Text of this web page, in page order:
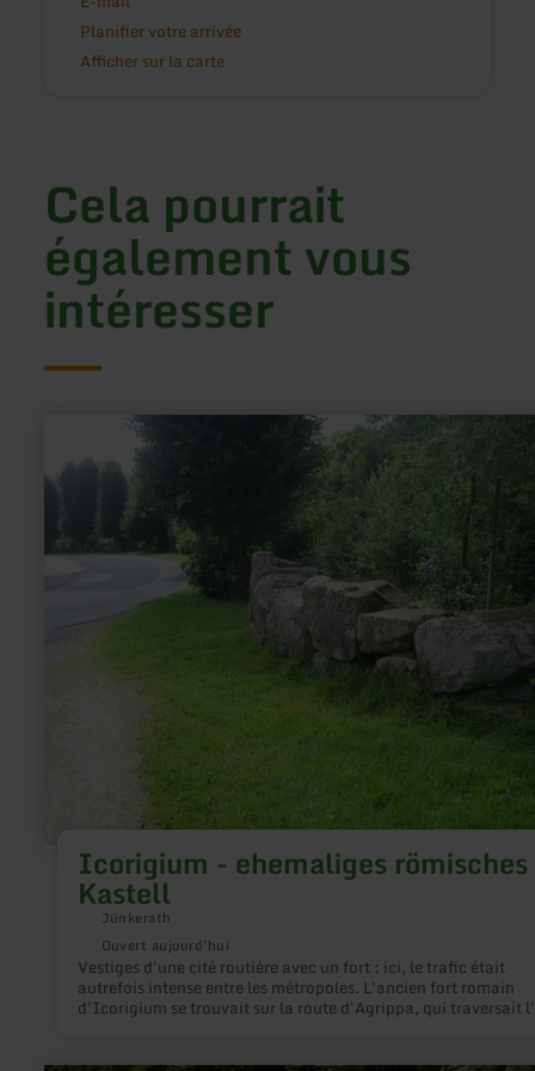
Planifier votre arrivée
Afficher sur la carte
Cela pourrait
également vous
intéresser
Icorigium - ehemaliges römisches
Kastell
Jünkerath
Ouvert aujourd'hui
Vestiges d'une cité routière avec un fort : ici, le trafic était
autrefois intense entre les métropoles. L'ancien fort romain
d'Icorigium se trouvait sur la route d'Agrippa, qui traversait
sur
ehemaliges